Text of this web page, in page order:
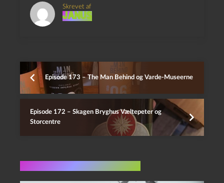
Skrevet af
Janus
Episode 173 – The Man Behind og Varde-Museerne
Episode 172 – Skagen Bryghus Væltepeter og
Storcentre